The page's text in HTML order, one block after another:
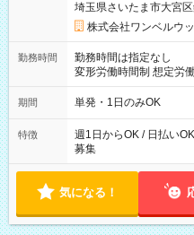
埼玉県さいたま市大宮
株式会社ワンベルウ
勤務時間
勤務時間は指定なし
変形労働時間制 想定労働時間160時間
～21：00
期間 単発・1日のみOK
特徴
週1日からOK / 日払い
募集
気になる！